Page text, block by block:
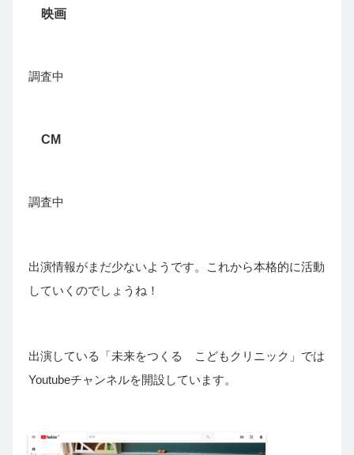
映画
調査中
CM
調査中
出演情報がまだ少ないようです。これから本格的に活動
していくのでしょうね！
出演している「未来をつくる こどもクリニック」では
Youtubeチャンネルを開設しています。